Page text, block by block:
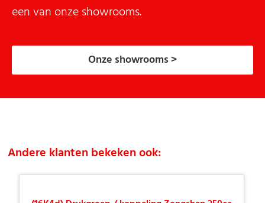
een van onze showrooms.
Onze showrooms >
Andere klanten bekeken ook: